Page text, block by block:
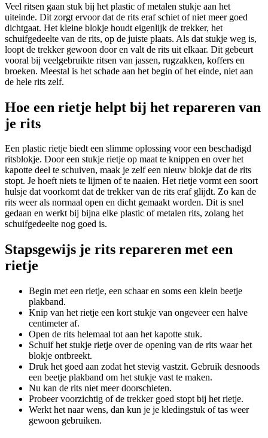
Veel ritsen gaan stuk bij het plastic of metalen stukje aan het
uiteinde. Dit zorgt ervoor dat de rits eraf schiet of niet meer goed
dichtgaat. Het kleine blokje houdt eigenlijk de trekker, het
schuifgedeelte van de rits, op de juiste plaats. Als dat stukje weg is,
loopt de trekker gewoon door en valt de rits uit elkaar. Dit gebeurt
vooral bij veelgebruikte ritsen van jassen, rugzakken, koffers en
broeken. Meestal is het schade aan het begin of het einde, niet aan
de hele rits zelf.
Hoe een rietje helpt bij het repareren van
je rits
Een plastic rietje biedt een slimme oplossing voor een beschadigd
ritsblokje. Door een stukje rietje op maat te knippen en over het
kapotte deel te schuiven, maak je zelf een nieuw blokje dat de rits
stopt. Je hoeft niets te lijmen of te naaien. Het rietje vormt een soort
hulsje dat voorkomt dat de trekker van de rits eraf glijdt. Zo kan de
rits weer als normaal open en dicht gemaakt worden. Dit is snel
gedaan en werkt bij bijna elke plastic of metalen rits, zolang het
schuifgedeelte nog goed is.
Stapsgewijs je rits repareren met een
rietje
Begin met een rietje, een schaar en soms een klein beetje
plakband.
Knip van het rietje een kort stukje van ongeveer een halve
centimeter af.
Open de rits helemaal tot aan het kapotte stuk.
Schuif het stukje rietje over de opening van de rits waar het
blokje ontbreekt.
Druk het goed aan zodat het stevig vastzit. Gebruik desnoods
een beetje plakband om het stukje vast te maken.
Nu kan de rits niet meer doorschieten.
Probeer voorzichtig of de trekker goed stopt bij het rietje.
Werkt het naar wens, dan kun je je kledingstuk of tas weer
gewoon gebruiken.